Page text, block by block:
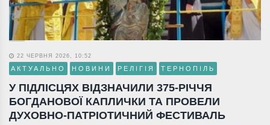
22 ЧЕРВНЯ 2026, 10:52
АКТУАЛЬНО НОВИНИ РЕЛІГІЯ ТЕРНОПІЛЬ
У ПІДЛІСЦЯХ ВІДЗНАЧИЛИ 375-РІЧЧЯ
БОГДАНОВОЇ КАПЛИЧКИ ТА ПРОВЕЛИ
ДУХОВНО-ПАТРІОТИЧНИЙ ФЕСТИВАЛЬ